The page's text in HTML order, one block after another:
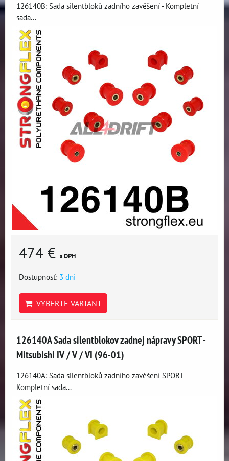
126140B: Sada silentbloků zadního zavěšení - Kompletní
sada...
474 € s DPH
Dostupnosť: 3 dni
VYBERTE VARIANT
126140A Sada silentblokov zadnej nápravy SPORT -
Mitsubishi IV / V / VI (96-01)
126140A: Sada silentbloků zadního zavěšení SPORT -
Kompletní sada...